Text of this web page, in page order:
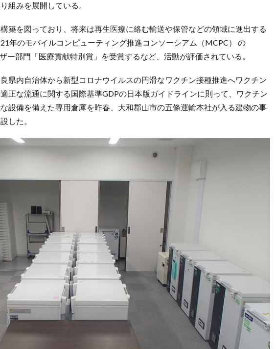
組みを展開している。
築を図っており、将来は再生医療に絡む輸送や保管などの領域に進出する
年のモバイルコンピューティング推進コンソーシアム（MCPC） の
ー部門「医療貢献特別賞」を受賞するなど、活動が評価されている。
県内自治体から新型コロナウイルスの円滑なワクチン接種推進へワクチン
正な流通に関する国際基準GDPの日本版ガイドラインに則って、ワクチン
設備を備えた専用倉庫を昨春、大和郡山市の五條運輸本社が入る建物の事
した。